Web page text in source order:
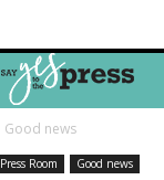
Good news
Press Room Good news